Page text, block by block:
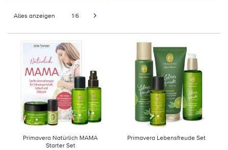
Alles anzeigen 1/6
Primavera Natürlich MAMA
Starter Set
Primavera Lebensfreude Set